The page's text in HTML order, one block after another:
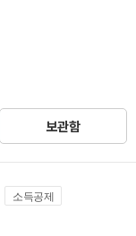
보관함
소득공제